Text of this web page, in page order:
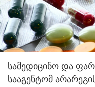
სამედიცინო და
სააგენტომ